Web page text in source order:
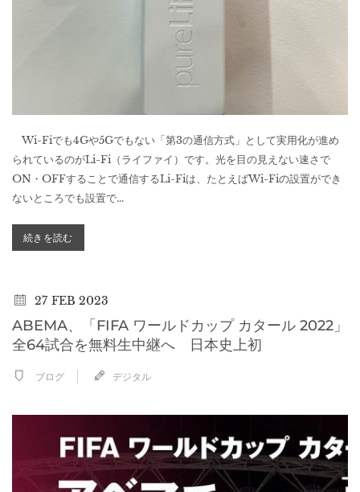
Wi-Fiでも4Gや5Gでもない「第3の通信方式」として実用化が進め
られているのがLi-Fi（ライファイ）です。光を目の見えない速さで
ON・OFFすることで通信するLi-Fiは、たとえばWi-Fiの設置ができ
ないところでも設置で...
続きを読む
27 FEB 2023
ABEMA、「FIFA ワールドカップ カタール 2022」
全64試合を無料生中継へ 日本史上初
ブログ デジタル